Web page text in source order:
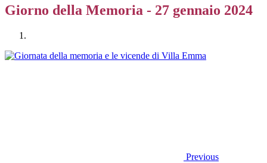
Giorno della Memoria - 27 gennaio 2024
Previous